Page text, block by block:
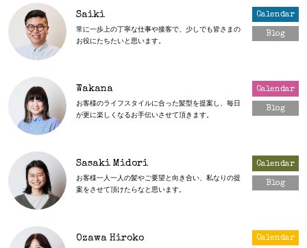
Saiki
常に一歩上の丁寧な仕事や接客で、少しでも皆さまの
お役にたちたいと思います。
Calendar
Blog
Wakana
お客様のライフスタイルに合った髪型を提案し、毎日
が更に楽しくなるお手伝いさせて頂きます。
Calendar
Blog
Sasaki Midori
お客様一人一人の髪やご要望と向き合い、私なりの提
案をさせて頂けたらなと思います。
Calendar
Blog
Ozawa Hiroko Calendar